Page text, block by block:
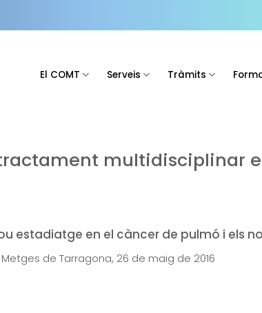
El COMT Serveis Tràmits
multidisciplinar
estadiatge en el càncer de pulmó i els
de Tarragona, 26 de maig de 2016